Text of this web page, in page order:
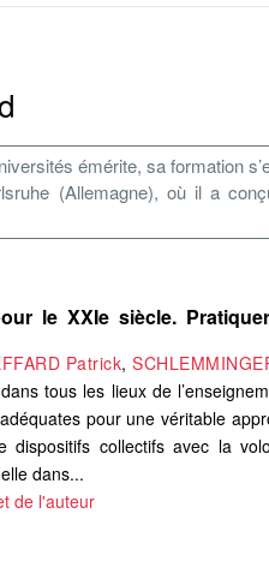
émérite, sa formation
(Allemagne), où il a
le XXIe siècle.
Patrick,
tous les lieux de
pour une véritable
collectifs avec la
dans...
de l'auteur